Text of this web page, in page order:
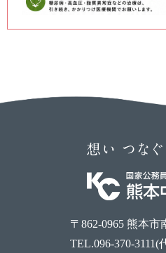
〒862-0965 熊本市
TEL.096-370-3111(